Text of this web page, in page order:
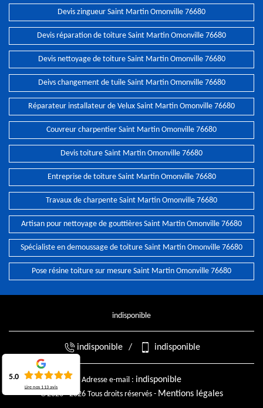
Devis zingueur Saint Martin Omonville 76680
Devis réparation de toiture Saint Martin Omonville 76680
Devis nettoyage de toiture Saint Martin Omonville 76680
Deivs changement de tuile Saint Martin Omonville 76680
Réparateur installateur de Velux Saint Martin Omonville 76680
Couvreur charpentier Saint Martin Omonville 76680
Devis toiture Saint Martin Omonville 76680
Entreprise de toiture Saint Martin Omonville 76680
Travaux de charpente Saint Martin Omonville 76680
Artisan pour nettoyage de gouttières Saint Martin Omonville 76680
Spécialiste en demoussage de toiture Saint Martin Omonville 76680
Pose résine toiture sur mesure Saint Martin Omonville 76680
indisponible
indisponible / indisponible
Adresse e-mail : indisponible
©2026 - 2026 Tous droits réservés - Mentions légales
5.0
Lire nos113 avis